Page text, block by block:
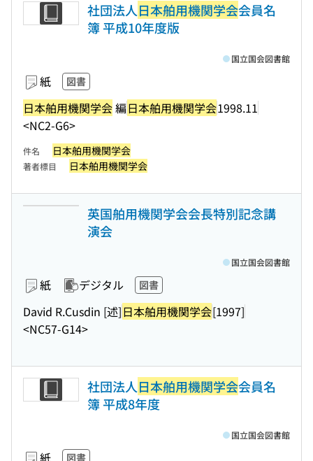
社団法人日本舶用機関学会会員名
簿 平成10年度版
紙 図書
日本舶用機関学会編日本舶用機関学会1998.11
<NC2-G6>
国立国会図書館
件名 日本舶用機関学会
著者標目 日本舶用機関学会
英国舶用機関学会会長特別記念講
演会
紙 デジタル 図書
David R.Cusdin [述]日本舶用機関学会[1997]
<NC57-G14>
国立国会図書館
社団法人日本舶用機関学会会員名
簿 平成8年度
紙 図書
国立国会図書館